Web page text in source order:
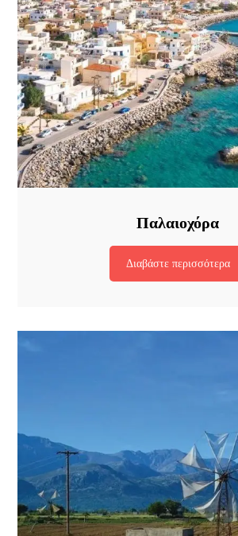
Παλαιοχόρα
Διαβάστε περισσότερα